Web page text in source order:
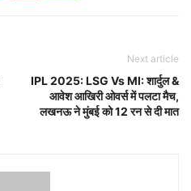
Next article
IPL 2025: LSG Vs MI: शार्दुल &
आवेश आखिरी ओवर्स में पलटा मैच,
लखनऊ ने मुंबई को 12 रन से दी मात